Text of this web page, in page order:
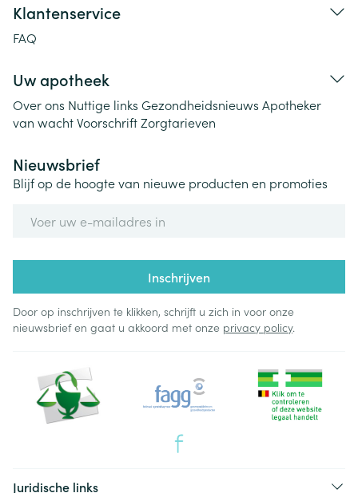
Klantenservice
FAQ
Uw apotheek
Over ons Nuttige links Gezondheidsnieuws Apotheker
van wachtVoorschriftZorgtarieven
Nieuwsbrief
Blijf op de hoogte van nieuwe producten en promoties
Inschrijven
Door op inschrijven te klikken, schrijft u zich in voor onze
nieuwsbrief en gaat u akkoord met onze privacy policy.
Juridische links